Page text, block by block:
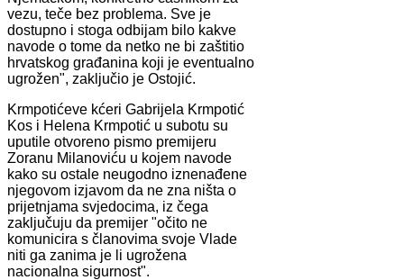
vezu, teče bez problema. Sve je
dostupno i stoga odbijam bilo kakve
navode o tome da netko ne bi zaštitio
hrvatskog građanina koji je eventualno
ugrožen", zaključio je Ostojić.
Krmpotićeve kćeri Gabrijela Krmpotić
Kos i Helena Krmpotić u subotu su
uputile otvoreno pismo premijeru
Zoranu Milanoviću u kojem navode
kako su ostale neugodno iznenađene
njegovom izjavom da ne zna ništa o
prijetnjama svjedocima, iz čega
zaključuju da premijer "očito ne
komunicira s članovima svoje Vlade
niti ga zanima je li ugrožena
nacionalna sigurnost".